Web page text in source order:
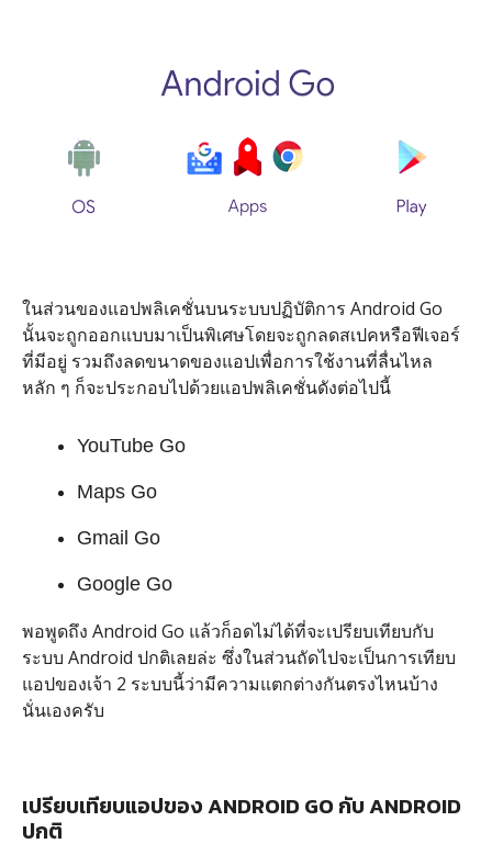
ในส่วนของแอปพลิเคชั่นบนระบบปฏิบัติการ Android Go
นั้นจะถูกออกแบบมาเป็นพิเศษโดยจะถูกลดสเปคหรือฟีเจอร์
ที่มีอยู่ รวมถึงลดขนาดของแอปเพื่อการใช้งานที่ลื่นไหล
หลัก ๆ ก็จะประกอบไปด้วยแอปพลิเคชั่นดังต่อไปนี้
YouTube Go
Maps Go
Gmail Go
Google Go
พอพูดถึง Android Go แล้วก็อดไม่ได้ที่จะเปรียบเทียบกับ
ระบบ Android ปกติเลยล่ะ ซึ่งในส่วนถัดไปจะเป็นการเทียบ
แอปของเจ้า 2 ระบบนี้ว่ามีความแตกต่างกันตรงไหนบ้าง
นั่นเองครับ
เปรียบเทียบแอปของ ANDROID GO กับ ANDROID
ปกติ